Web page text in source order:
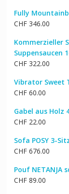
war:
CHF
Fully
CHF346.00
Kommerzieller
Suppensaucen
CHF322.00
Vibrator Sweet
CHF60.00
Gabel aus Holz
CHF22.00
Sofa POSY 3-
CHF676.00
Pouf NETANJA
CHF89.00